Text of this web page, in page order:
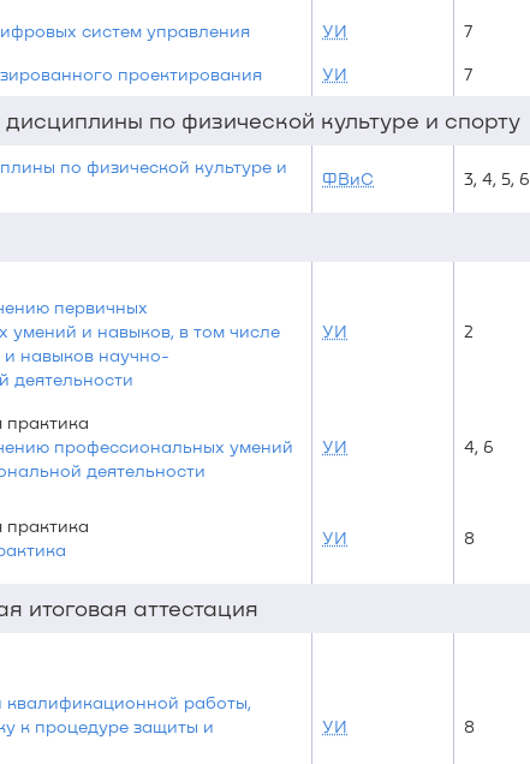
систем управления УИ 7
проектирования УИ 7
по физической культуре и спорту
по физической культуре и
ФВиС 3, 4, 5, 6
первичных
умений и навыков, в том числе
навыков научно-
деятельности
УИ 2
практика
профессиональных умений
деятельности
УИ 4, 6
практика
УИ 8
итоговая аттестация
работы,
к процедуре защиты и
УИ 8